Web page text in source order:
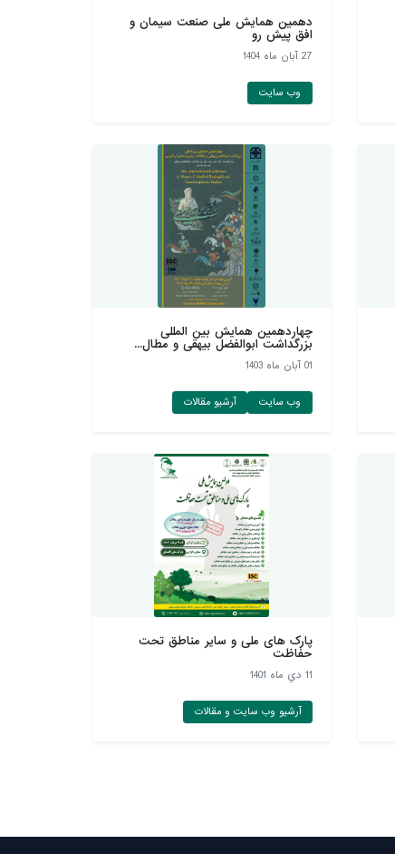
دهمین همايش ملی صنعت سيمان و
افق پيش رو
27 آبان ماه 1404
وب سایت
چهاردهمین همایش بین المللی
بزرگداشت ابوالفضل بیهقی و مطال...
01 آبان ماه 1403
وب سایت آرشیو مقالات
پارک های ملی و سایر مناطق تحت
حفاظت
11 دي ماه 1401
آرشیو وب سایت و مقالات